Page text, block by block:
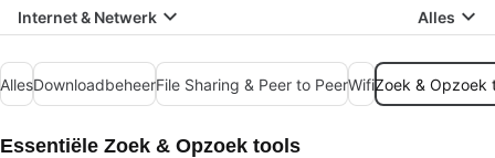
Internet & Netwerk Alles
AllesDownloadbeheerFile Sharing & Peer to PeerWifiZoek & Opzoek
Essentiële Zoek & Opzoek tools